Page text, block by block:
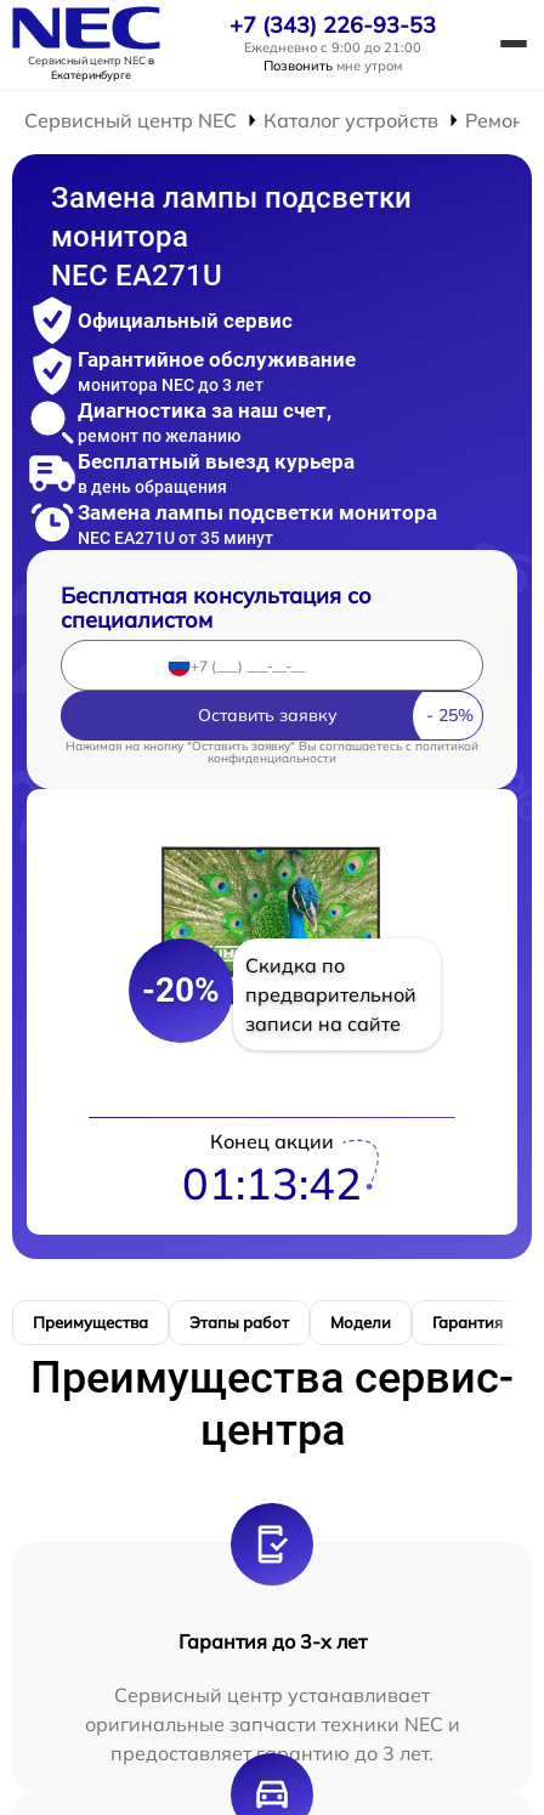
Сервисный центр NECв
Екатеринбурге
+7 (343) 226-93-53
Ежедневно с 9:00 до 21:00
Позвонить мне утром
Сервисный центр NEC Каталог устройств Ремонт
Замена лампы подсветки
монитора
NEC EA271U
Официальный сервис
Гарантийное обслуживание
монитора NEC до 3 лет
Диагностика за наш счет,
ремонт по желанию
Бесплатный выезд курьера
в день обращения
Замена лампы подсветки монитора
NEC EA271U от 35 минут
Бесплатная консультация со
специалистом
Оставить заявку
Нажимая на кнопку "Оставить заявку" Вы соглашаетесь cполитикой
конфиденциальности
-20%
Скидка по
предварительной
записи на сайте
Конец акции
01:13:41
Преимущества Этапы работ Модели Гарантия
Преимущества сервис-
центра
Гарантия до 3-х лет
Сервисный центр устанавливает
оригинальные запчасти техники NEC и
предоставляет гарантию до 3 лет.